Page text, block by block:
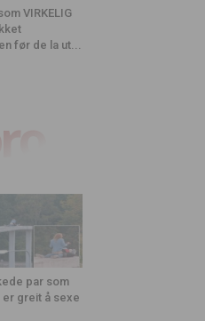
VIRKELIG
før de la ut...
par som
er greit å sexe